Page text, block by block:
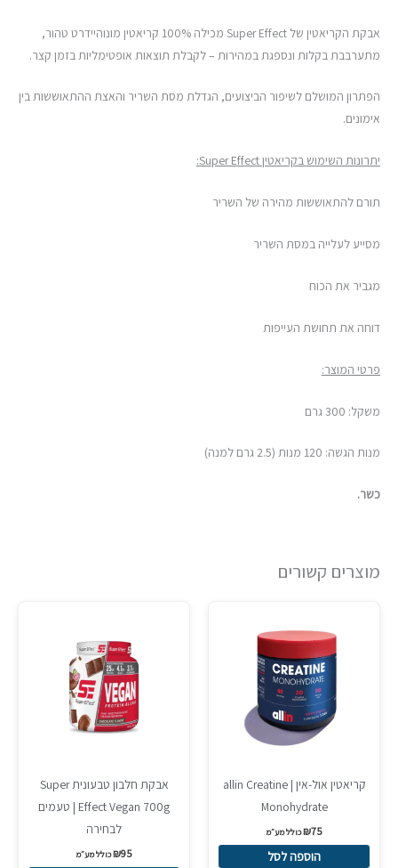
אבקת הקריאטין של Super Effect מכילה 100% קריאטין מונוהיידרט טהור,
מתערבבת בקלות ונספגת במהירות – לקבלת תוצאות אופטימליות בזמן קצר.
הפתרון המושלם לשיפור הביצועים, הגדלת מסת השריר והאצת ההתאוששות בין
אימונים.
יתרונות השימוש בקריאטין Super Effect:
תורם להתאוששות מהירה של השריר
מסייע לעלייה במסת השריר
מגביר את הכוח
דוחה את תחושת העייפות
פרטי המוצר:
משקל: 300 גרם
מנות הגשה: 120 מנות (2.5 גרם למנה)
כשר.
מוצרים קשורים
קריאטין אול-אין | allin Creatine
Monohydrate
₪75 כולל מע״מ
הוספה לסל
אבקת חלבון טבעונית Super
Effect Vegan 700g | טעמים
לבחירה
₪95 כולל מע״מ
האפשרויות
בעמוד